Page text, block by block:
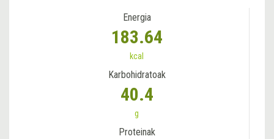
Energia
183.64
kcal
Karbohidratoak
40.4
g
Proteinak